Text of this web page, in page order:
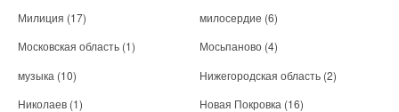
Милиция (17) милосердие (6)
Московская область (1) Мосьпаново (4)
музыка (10) Нижегородская область (2)
Николаев (1) Новая Покровка (16)